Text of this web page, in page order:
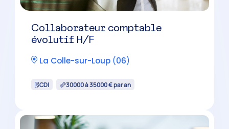
Collaborateur comptable
évolutif H/F
La Colle-sur-Loup (06)
CDI 30000 à 35000 € par an